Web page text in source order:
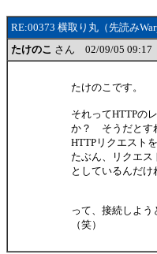
RE:00373 横取り丸（先読み
たけのこ さん 02/09/05 09:17
たけのこです。
それってHTTPの
か？ そうだとす
HTTPリクエスト
たぶん、リクエ
としているんだ
って、接続しよ
（笑）